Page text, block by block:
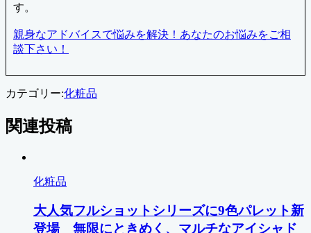
す。
親身なアドバイスで悩みを解決！あなたのお悩みをご相
談下さい！
カテゴリー:化粧品
関連投稿
化粧品
大人気フルショットシリーズに9色パレット新
登場 無限にときめく、マルチなアイシャド